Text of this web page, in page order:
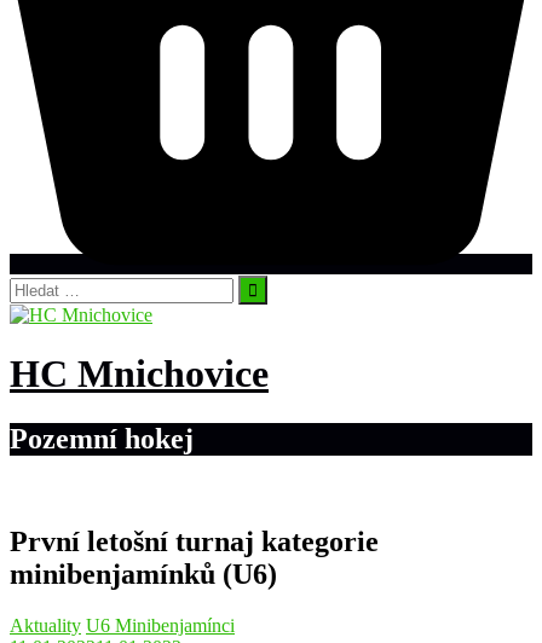
Vyhledávání
HC Mnichovice
Pozemní hokej
První letošní turnaj kategorie
minibenjamínků (U6)
Aktuality U6 Minibenjamínci